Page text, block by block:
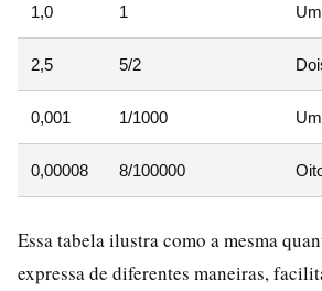
1,0 1
2,5 5/2
0,001 1/1000
0,00008 8/100000
Essa tabela ilustra como a mesma
expressa de diferentes maneiras,